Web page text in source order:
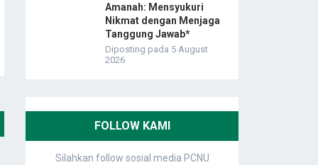
Amanah: Mensyukuri
Nikmat dengan Menjaga
Tanggung Jawab*
Diposting pada 5 August
2026
FOLLOW KAMI
Silahkan follow sosial media PCNU